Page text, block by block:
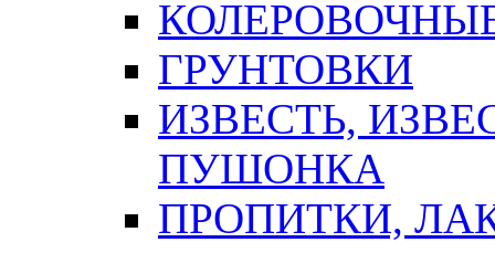
ГРУНТОВКИ
ИЗВЕСТЬ,
ПУШОНКА
ПРОПИТКИ,